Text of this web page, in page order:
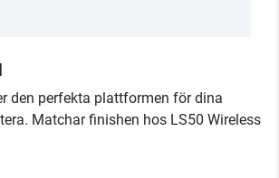
den perfekta plattformen för dina
Matchar finishen hos LS50 Wireless